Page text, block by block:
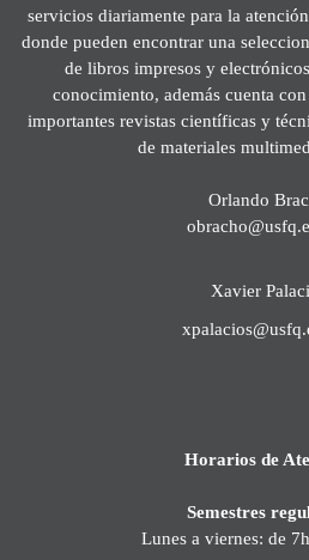
servicios diariamente para la
donde pueden encontrar una
de libros impresos y
conocimiento, además cuenta
importantes revistas científicas y
de materiales
Orlando
Xavier
Horarios de
Semestres
Lunes a viernes: de